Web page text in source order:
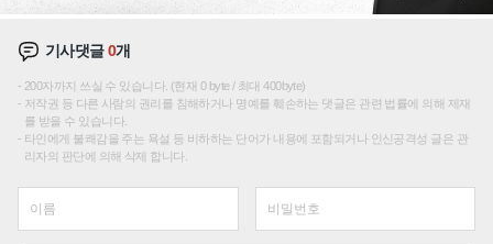
기사댓글0개
200자까지 쓰실 수 있습니다. (현재 0 byte / 최대 400byte)
저작권 등 다른 사람의 권리를 침해하거나 명예를 훼손하는 댓글은 관련 법률에 의해 제재
를 받을 수 있습니다.
타인에게 불쾌감을 주는 욕설 등 비하하는 단어가 내용에 포함되거나 인신공격성 글은 관
리자의 판단에 의해 삭제 합니다.